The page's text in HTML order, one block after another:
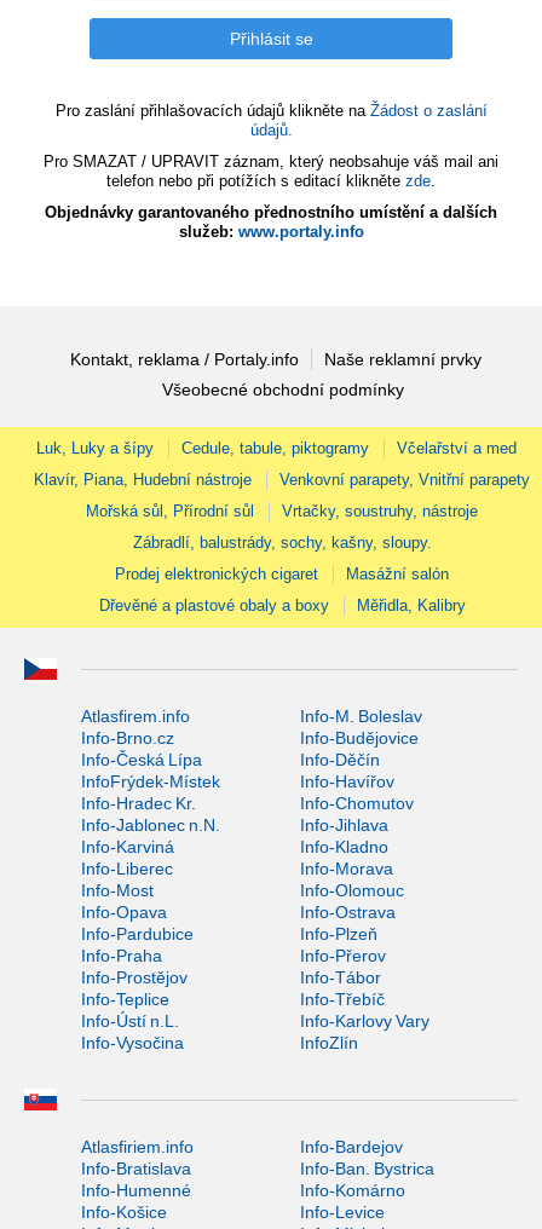
Pro zaslání přihlašovacích údajů klikněte na Žádost o zaslání
údajů.
Pro SMAZAT / UPRAVIT záznam, který neobsahuje váš mail ani
telefon nebo při potížích s editací klikněte zde.
Objednávky garantovaného přednostního umístění a dalších
služeb: www.portaly.info
Kontakt, reklama / Portaly.info
Naše reklamní prvky
Všeobecné obchodní podmínky
Luk, Luky a šípy Cedule, tabule, piktogramy
Včelařství a med
Klavír, Piana, Hudební nástroje
Venkovní parapety, Vnitřní parapety
Mořská sůl, Přírodní sůl
Vrtačky, soustruhy, nástroje
Zábradlí, balustrády, sochy, kašny, sloupy.
Prodej elektronických cigaret
Masážní salón
Dřevěné a plastové obaly a boxy
Měřidla, Kalibry
Atlasfirem.info
Info-M. Boleslav
Info-Brno.cz
Info-Budějovice
Info-Česká Lípa
Info-Děčín
InfoFrýdek-Místek
Info-Havířov
Info-Hradec Kr.
Info-Chomutov
Info-Jablonec n.N.
Info-Jihlava
Info-Karviná
Info-Kladno
Info-Liberec
Info-Morava
Info-Most
Info-Olomouc
Info-Opava
Info-Ostrava
Info-Pardubice
Info-Plzeň
Info-Praha
Info-Přerov
Info-Prostějov
Info-Tábor
Info-Teplice
Info-Třebíč
Info-Ústí n.L.
Info-Karlovy Vary
Info-Vysočina
InfoZlín
Atlasfiriem.info
Info-Bardejov
Info-Bratislava
Info-Ban. Bystrica
Info-Humenné
Info-Komárno
Info-Košice
Info-Levice